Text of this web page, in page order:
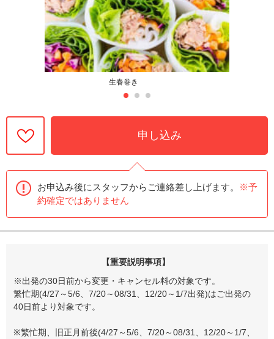
生春巻き
申し込み
お申込み後にスタッフからご連絡差し上げます。
※予
約確定ではありません
【重要説明事項】
※出発の30日前から変更・キャンセル料の対象です。
繁忙期(4/27～5/6、7/20～08/31、12/20～1/7出発)はご出発の
40日前より対象です。
※繁忙期、旧正月前後(4/27～5/6、7/20～08/31、12/20～1/7、